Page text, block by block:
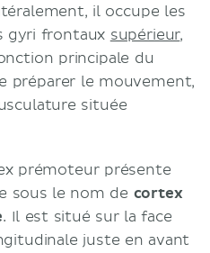
il occupe les
gyri frontaux supérieur,
principale du
préparer le mouvement,
située
prémoteur présente
sous le nom de cortex
. Il est situé sur la face
juste en avant